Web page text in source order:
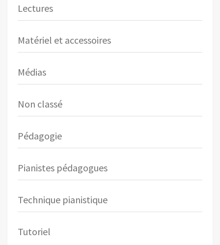
Lectures
Matériel et accessoires
Médias
Non classé
Pédagogie
Pianistes pédagogues
Technique pianistique
Tutoriel